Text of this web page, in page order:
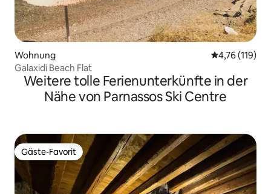
Wohnung
4,76 (119)
Galaxidi Beach Flat
Weitere tolle Ferienunterkünfte in der
Nähe von Parnassos Ski Centre
Gäste-Favorit
Gäste-Favorit